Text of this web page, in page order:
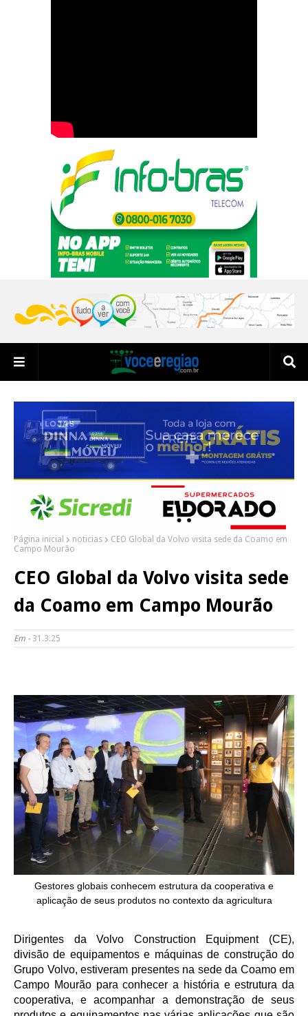
Página inicial noticias
CEO Global da Volvo visita sede da Coamo em
Campo Mourão
CEO Global da Volvo visita sede
da Coamo em Campo Mourão
Em - 31.3.25
Gestores globais conhecem estrutura da cooperativa e
aplicação de seus produtos no contexto da agricultura
Dirigentes da Volvo Construction Equipment (CE),
divisão de equipamentos e máquinas de construção do
Grupo Volvo, estiveram presentes na sede da Coamo em
Campo Mourão para conhecer a história e estrutura da
cooperativa, e acompanhar a demonstração de seus